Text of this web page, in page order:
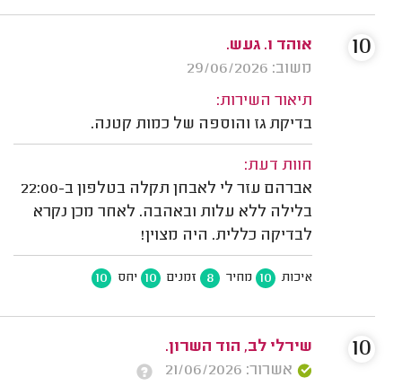
אוהד ו. געש.
משוב: 29/06/2026
תיאור השירות:
בדיקת גז והוספה של כמות קטנה.
חוות דעת:
אברהם עזר לי לאבחן תקלה בטלפון ב-22:00
בלילה ללא עלות ובאהבה. לאחר מכן נקרא
לבדיקה כללית. היה מצוין!
איכות 10 מחיר 8 זמנים 10 יחס 10
10
שירלי לב, הוד השרון.
אשרור: 21/06/2026
10